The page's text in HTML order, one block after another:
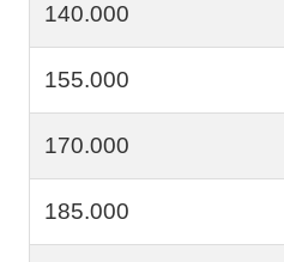
140.000
155.000
170.000
185.000